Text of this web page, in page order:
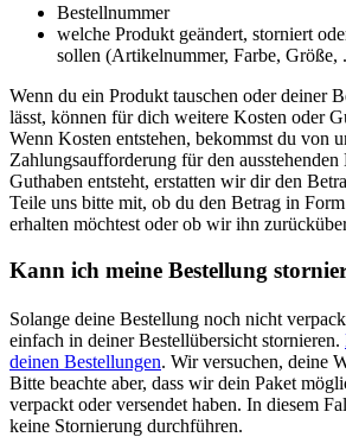
Bestellnummer
welche Produkt geändert, storniert
sollen (Artikelnummer, Farbe, Größe,
Wenn du ein Produkt tauschen oder deiner
lässt, können für dich weitere Kosten oder
Wenn Kosten entstehen, bekommst du von
Zahlungsaufforderung für den ausstehenden
Guthaben entsteht, erstatten wir dir den
Teile uns bitte mit, ob du den Betrag in
erhalten möchtest oder ob wir ihn
Kann ich meine Bestellung
Solange deine Bestellung noch nicht
einfach in deiner Bestellübersicht stornieren.
deinen Bestellungen. Wir versuchen, deine
Bitte beachte aber, dass wir dein Paket
verpackt oder versendet haben. In diesem
keine Stornierung durchführen.